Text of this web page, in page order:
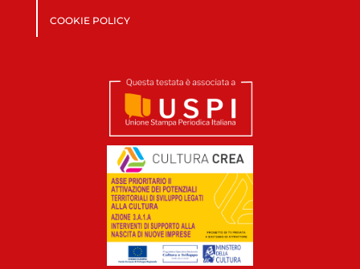
COOKIE POLICY